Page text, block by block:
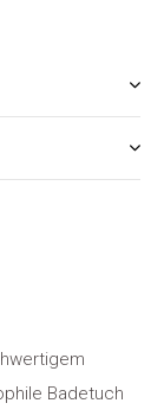
Badetuch